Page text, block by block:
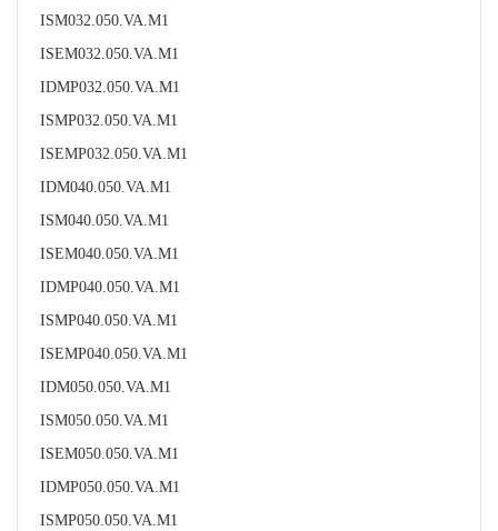
ISM032.050.VA.M1
ISEM032.050.VA.M1
IDMP032.050.VA.M1
ISMP032.050.VA.M1
ISEMP032.050.VA.M1
IDM040.050.VA.M1
ISM040.050.VA.M1
ISEM040.050.VA.M1
IDMP040.050.VA.M1
ISMP040.050.VA.M1
ISEMP040.050.VA.M1
IDM050.050.VA.M1
ISM050.050.VA.M1
ISEM050.050.VA.M1
IDMP050.050.VA.M1
ISMP050.050.VA.M1